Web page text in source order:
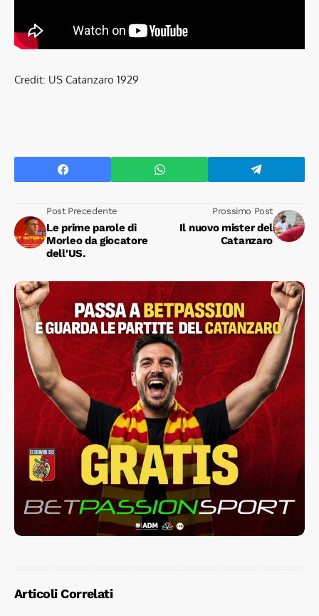
Credit: US Catanzaro 1929
Post Precedente
Le prime parole di
Morleo da giocatore
dell'US.
Prossimo Post
Il nuovo mister del
Catanzaro
Articoli Correlati